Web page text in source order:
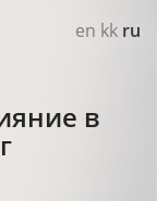
en kk ru
в